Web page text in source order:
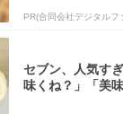
PR(合同会社デジタルフ
セブン、人気す
味くね？」「美